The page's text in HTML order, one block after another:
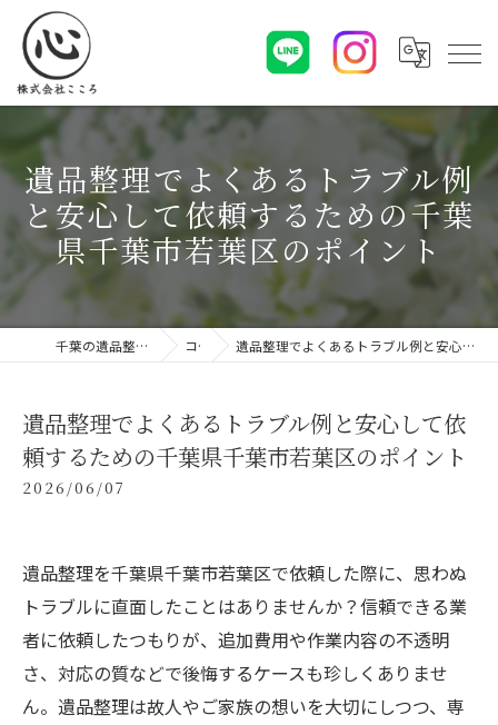
遺品整理でよくあるトラブル例
と安心して依頼するための千葉
県千葉市若葉区のポイント
千葉の遺品整理なら株式会社こころ コラム 遺品整理でよくあるトラブル例と安心して依頼するための千葉県千葉市若葉区のポイント
遺品整理でよくあるトラブル例と安心して依
頼するための千葉県千葉市若葉区のポイント
2026/06/07
遺品整理を千葉県千葉市若葉区で依頼した際に、思わぬ
トラブルに直面したことはありませんか？信頼できる業
者に依頼したつもりが、追加費用や作業内容の不透明
さ、対応の質などで後悔するケースも珍しくありませ
ん。遺品整理は故人やご家族の想いを大切にしつつ、専